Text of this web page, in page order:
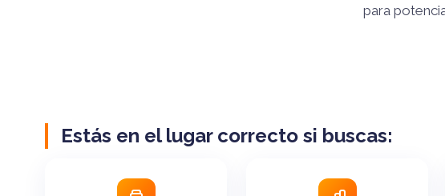
para
Estás en el lugar correcto si buscas: